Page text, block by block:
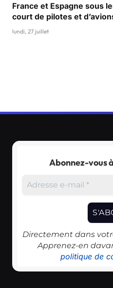
France et Espagne sous
court de pilotes et
lundi, 27 juillet
Abonnez-vous
Directement dans
Apprenez-en
politique de